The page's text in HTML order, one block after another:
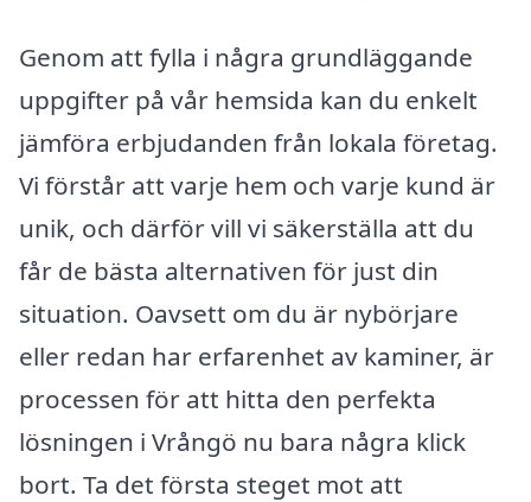
Genom att fylla i några grundläggande
uppgifter på vår hemsida kan du enkelt
jämföra erbjudanden från lokala företag.
Vi förstår att varje hem och varje kund är
unik, och därför vill vi säkerställa att du
får de bästa alternativen för just din
situation. Oavsett om du är nybörjare
eller redan har erfarenhet av kaminer, är
processen för att hitta den perfekta
lösningen i Vrångö nu bara några klick
bort. Ta det första steget mot att